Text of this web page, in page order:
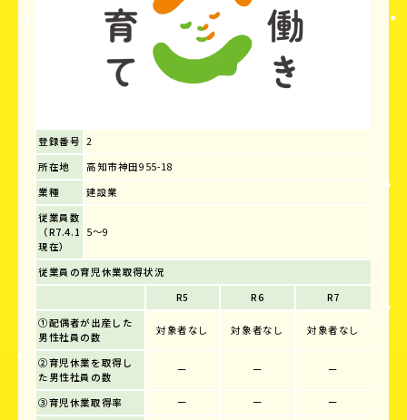
登録番号 2
所在地
高知市神田955-18
業種
建設業
従業員数
（R7.4.1
現在）
5～9
従業員の育児休業取得状況
R5
R6
R7
①配偶者が出産した
男性社員の数
対象者なし 対象者なし 対象者なし
②育児休業を取得し
た男性社員の数
ー ー ー
③育児休業取得率 ー ー
ー